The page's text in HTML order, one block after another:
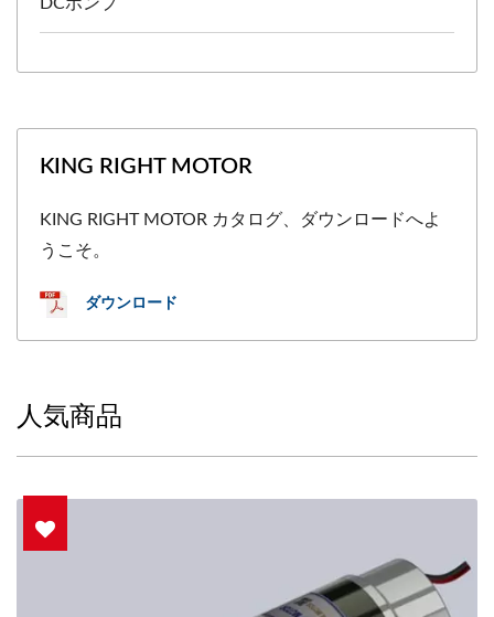
KING RIGHT MOTOR
KING RIGHT MOTOR カタログ、ダウンロードへよ
うこそ。
ダウンロード
人気商品